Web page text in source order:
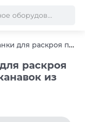
Многопильные станки для раскроя плит и формирования канавок из Тайваня
раскроя
из